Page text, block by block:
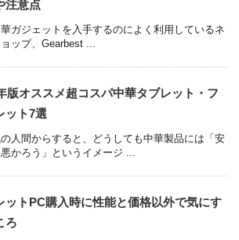
注意点
ガジェットを入手するのによく利用しているネ
ップ、Gearbest ...
版オススメ超コスパ中華タブレット・フ
ット7選
人間からすると、どうしても中華製品には「安
かろう」というイメージ ...
ットPC購入時に性能と価格以外で気にす
ろ